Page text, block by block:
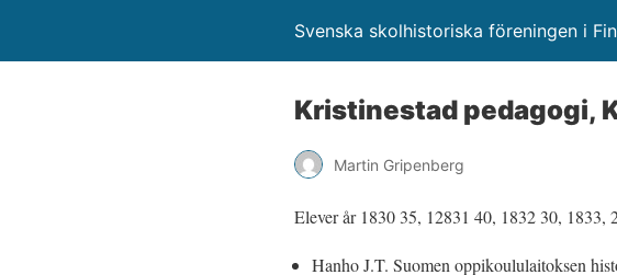
Svenska skolhistoriska föreningen i
Kristinestad pedagogi,
Martin Gripenberg
Elever år 1830 35, 12831 40, 1832 30,
Hanho J.T. Suomen oppikoululaitoksen